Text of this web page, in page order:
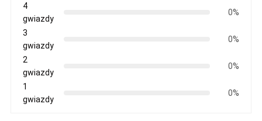
4
gwiazdy
0%
3
gwiazdy
0%
2
gwiazdy
0%
1
gwiazdy
0%